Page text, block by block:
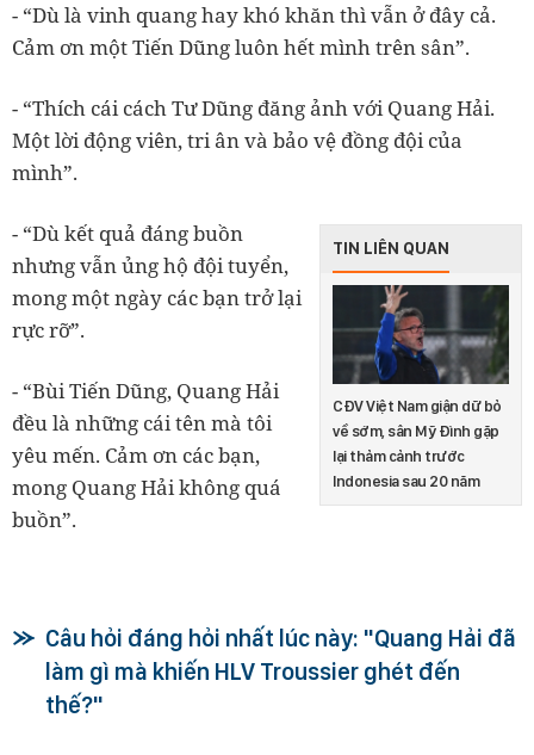
- “Dù là vinh quang hay khó khăn thì vẫn ở đây cả.
Cảm ơn một Tiến Dũng luôn hết mình trên sân”.
- “Thích cái cách Tư Dũng đăng ảnh với Quang Hải.
Một lời động viên, tri ân và bảo vệ đồng đội của
mình”.
TIN LIÊN QUAN
CĐV Việt Nam giận dữ bỏ
về sớm, sân Mỹ Đình gặp
lại thảm cảnh trước
Indonesia sau 20 năm
- “Dù kết quả đáng buồn
nhưng vẫn ủng hộ đội tuyển,
mong một ngày các bạn trở lại
rực rỡ”.
- “Bùi Tiến Dũng, Quang Hải
đều là những cái tên mà tôi
yêu mến. Cảm ơn các bạn,
mong Quang Hải không quá
buồn”.
Câu hỏi đáng hỏi nhất lúc này: "Quang Hải đã
làm gì mà khiến HLV Troussier ghét đến
thế?"